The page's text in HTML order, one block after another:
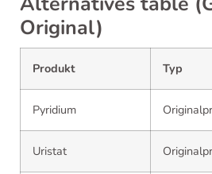
Original)
Produkt Typ
Pyridium
Uristat